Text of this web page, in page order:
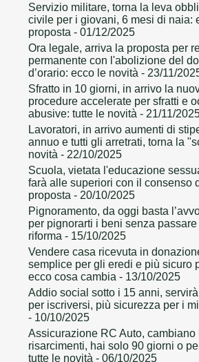
Servizio militare, torna la leva
civile per i giovani, 6 mesi di naia:
proposta - 01/12/2025
Ora legale, arriva la proposta per
permanente con l'abolizione del
d’orario: ecco le novità - 23/11/
Sfratto in 10 giorni, in arrivo la
procedure accelerate per sfratti e
abusive: tutte le novità - 21/11/
Lavoratori, in arrivo aumenti di
annuo e tutti gli arretrati, torna la
novità - 22/10/2025
Scuola, vietata l'educazione
farà alle superiori con il consenso
proposta - 20/10/2025
Pignoramento, da oggi basta
per pignorarti i beni senza
riforma - 15/10/2025
Vendere casa ricevuta in
semplice per gli eredi e più sicuro
ecco cosa cambia - 13/10/2025
Addio social sotto i 15 anni,
per iscriversi, più sicurezza per i
- 10/10/2025
Assicurazione RC Auto, cambiano
risarcimenti, hai solo 90 giorni o
tutte le novità - 06/10/2025